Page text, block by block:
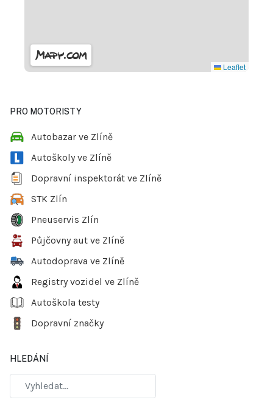
Leaflet
PRO MOTORISTY
Autobazar ve Zlíně
Autoškoly ve Zlíně
Dopravní inspektorát ve Zlíně
STK Zlín
Pneuservis Zlín
Půjčovny aut ve Zlíně
Autodoprava ve Zlíně
Registry vozidel ve Zlíně
Autoškola testy
Dopravní značky
HLEDÁNÍ